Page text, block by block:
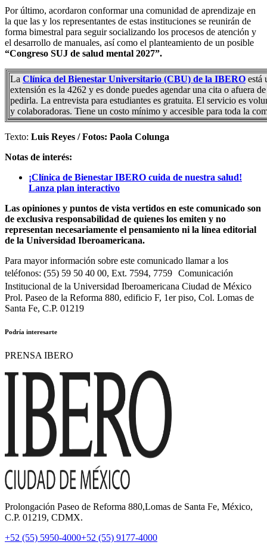
Por último, acordaron conformar una comunidad de aprendizaje en
la que las y los representantes de estas instituciones se reunirán de
forma bimestral para seguir socializando los procesos de atención y
el desarrollo de manuales, así como el planteamiento de un posible
“Congreso SUJ de salud mental 2027”.
La Clínica del Bienestar Universitario (CBU) de la IBERO está
extensión es la 4262 y es donde puedes agendar una cita o afuera
pedirla. La entrevista para estudiantes es gratuita. El servicio es
y colaboradoras. Tiene un costo mínimo y accesible para toda la
Texto: Luis Reyes / Fotos: Paola Colunga
Notas de interés:
¡Clínica de Bienestar IBERO cuida de nuestra salud!
Lanza plan interactivo
Las opiniones y puntos de vista vertidos en este comunicado son
de exclusiva responsabilidad de quienes los emiten y no
representan necesariamente el pensamiento ni la línea editorial
de la Universidad Iberoamericana.
Para mayor información sobre este comunicado llamar a los
teléfonos: (55) 59 50 40 00, Ext. 7594, 7759 Comunicación
Institucional de la Universidad Iberoamericana Ciudad de México
Prol. Paseo de la Reforma 880, edificio F, 1er piso, Col. Lomas de
Santa Fe, C.P. 01219
Podría interesarte
PRENSA IBERO
Prolongación Paseo de Reforma 880,Lomas de Santa Fe, México,
C.P. 01219, CDMX.
+52 (55) 5950-4000+52 (55) 9177-4000